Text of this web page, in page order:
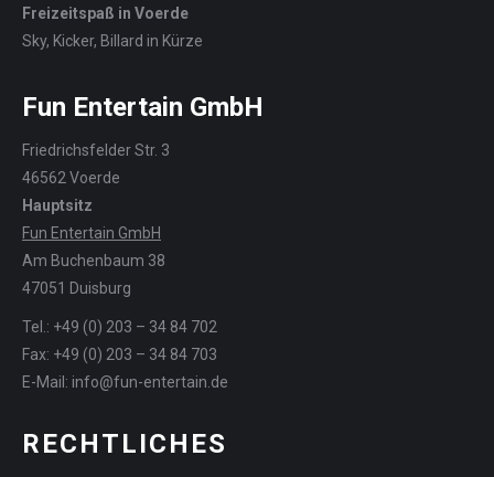
Freizeitspaß in Voerde
Sky, Kicker, Billard in Kürze
Fun Entertain GmbH
Friedrichsfelder Str. 3
46562 Voerde
Hauptsitz
Fun Entertain GmbH
Am Buchenbaum 38
47051 Duisburg
Tel.: +49 (0) 203 – 34 84 702
Fax: +49 (0) 203 – 34 84 703
E-Mail: info@fun-entertain.de
RECHTLICHES